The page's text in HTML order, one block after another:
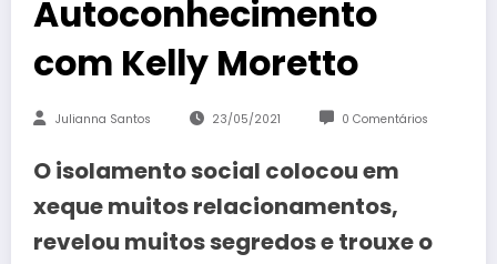
Autoconhecimento
com Kelly Moretto
Julianna Santos 23/05/2021 0 Comentários
O isolamento social colocou em
xeque muitos relacionamentos,
revelou muitos segredos e trouxe o